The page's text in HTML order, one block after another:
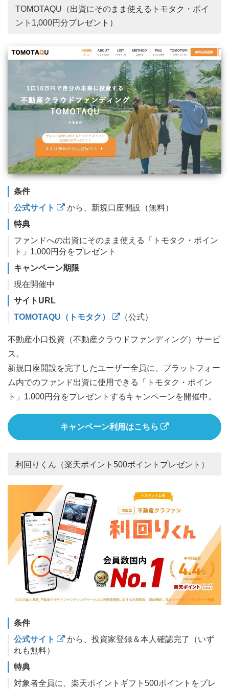
TOMOTAQU（出資にそのまま使えるトモタク・ポイ
ント1,000円分プレゼント）
条件
公式サイト
から、新規口座開設（無料）
特典
ファンドへの出資にそのまま使える「トモタク・ポイン
ト」1,000円分をプレゼント
キャンペーン期限
現在開催中
サイトURL
TOMOTAQU（トモタク）
（公式）
不動産小口投資（不動産クラウドファンディング）サービ
ス。
新規口座開設を完了したユーザー全員に、プラットフォー
ム内でのファンド出資に使用できる「トモタク・ポイン
ト」1,000円分をプレゼントするキャンペーンを開催中。
キャンペーン利用はこちら
利回りくん（楽天ポイント500ポイントプレゼント）
条件
公式サイト
から、投資家登録＆本人確認完了（いず
れも無料）
特典
対象者全員に、楽天ポイントギフト500ポイントをプレ